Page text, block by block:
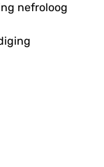
nefroloog